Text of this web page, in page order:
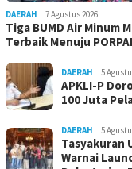
DAERAH 7 Agustus 2026
Tiga BUMD Air Minum
Terbaik Menuju
DAERAH 5
APKLI-P
100 Juta
DAERAH 5
Tasyakuran
Warnai